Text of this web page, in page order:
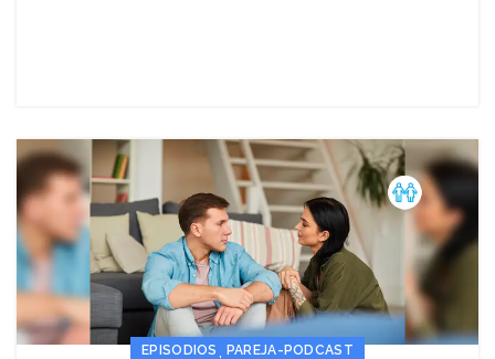
EPISODIOS PAREJA-PODCAST